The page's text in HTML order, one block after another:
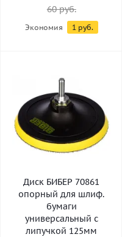
60руб.
Экономия 1 руб.
Диск БИБЕР 70861
опорный для шлиф.
бумаги
универсальный с
липучкой 125мм